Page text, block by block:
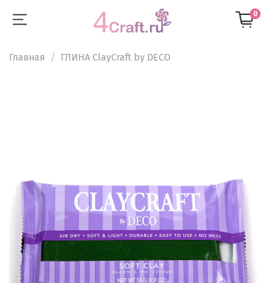
0
Главная ГЛИНА ClayCraft by DECO